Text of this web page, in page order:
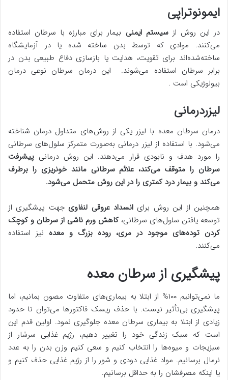
ایمونوتراپی
در این روش ازسیستم ایمنی بیمار برای مبارزه با سرطان استفاده
می‌کنند. موادی که توسط بدن ساخته‌ شده یا در آزمایشگاه
ساخته‌شده‌اند برای تقویت، هدایت یا بازسازی دفاع طبیعی بدن در
برابر سرطان استفاده می‌شوند. این درمان سرطان نوعی درمان
بیولوژیکی است .
لیزردرمانی
درمان سرطان معده با لیزر یکی از روش‌های متداول درمان شناخته
می‌شود. با استفاده از لیزر درمانی به‌صورت متمرکز سلول‌های سرطانی
را مورد هدف و نابودی قرار می‌دهند. این روش درمانی پیشرفت
سرطان را متوقف می‌کند، علائم سرطانی مانند خونریزی را برطرف
می‌کند و بیمار درد کمتری را در این روش متحمل می‌شود.
همچنین از این روش برای انسداد عروقی لنفاوی جهت پیشگیری از
توسعه یافتن سلول‌های سرطانی، کاهش ورم ناشی از سرطان و کوچک
کردن توده‌های موجود در مری، روده بزرگ و معده نیز استفاده
می‌کنند.
پیشگیری از سرطان معده
ما نمی‌توانیم ۱۰۰% از ابتلا به بیماری‌های متفاوت مصون بمانیم، اما
پیشگیری بی‌تأثیر نیست. با حذف ریسک فاکتورها می‌توان تا حدود
زیادی از ابتلا به بیماری سرطان معده جلوگیری نمود. اولین قدم این
است که سبک زندگی خود را تغییر دهیم، رژیم غذایی سرشار از
سبزیجات و میوه‌ها را انتخاب کنیم و سعی کنیم وزن بدن را به عدد
نرمال برسانیم. مواد غذایی دودی و شور را از رژیم غذایی حذف کنیم و
یا اینکه مصرفشان را به حداقل برسانیم.